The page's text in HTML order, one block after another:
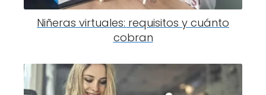
Niñeras virtuales: requisitos y cuánto
cobran